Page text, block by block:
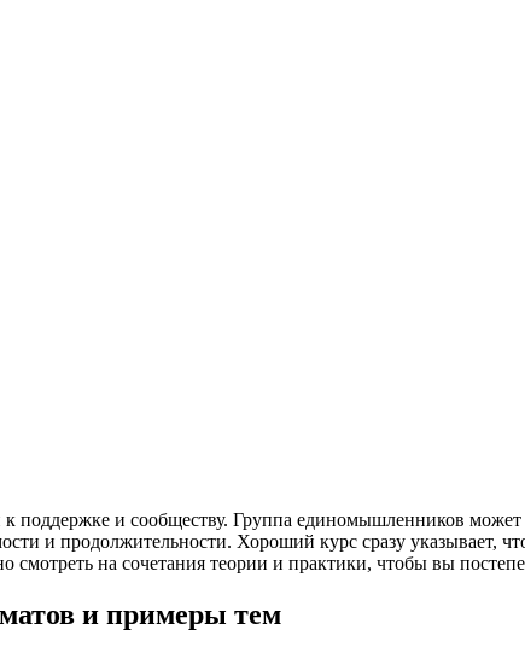
поддержке и сообществу. Группа единомышленников
и продолжительности. Хороший курс сразу
смотреть на сочетания теории и практики, чтобы вы
и примеры тем